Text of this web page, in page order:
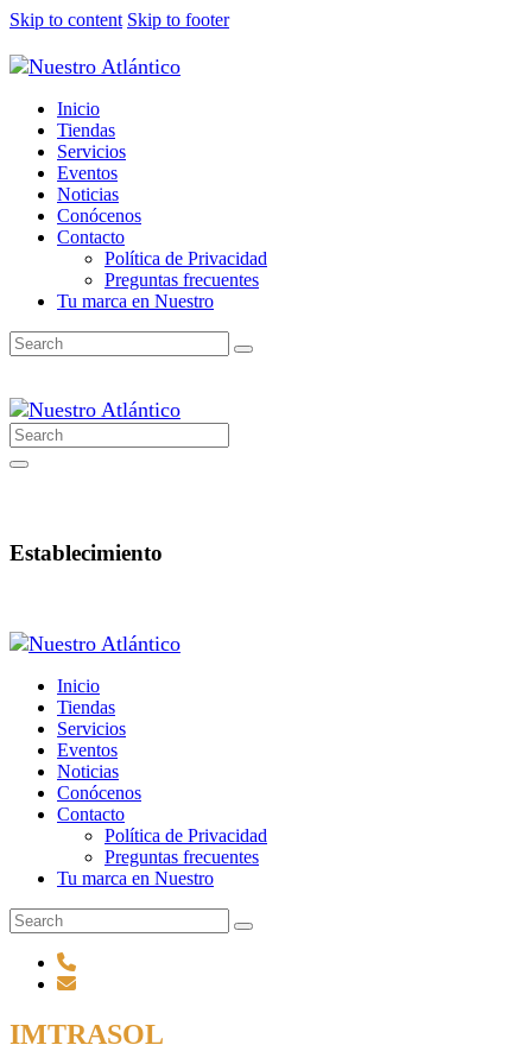
Skip to content Skip to footer
Inicio
Tiendas
Servicios
Eventos
Noticias
Conócenos
Contacto
Política de Privacidad
Preguntas frecuentes
Tu marca en Nuestro
Establecimiento
Inicio
Tiendas
Servicios
Eventos
Noticias
Conócenos
Contacto
Política de Privacidad
Preguntas frecuentes
Tu marca en Nuestro
IMTRASOL